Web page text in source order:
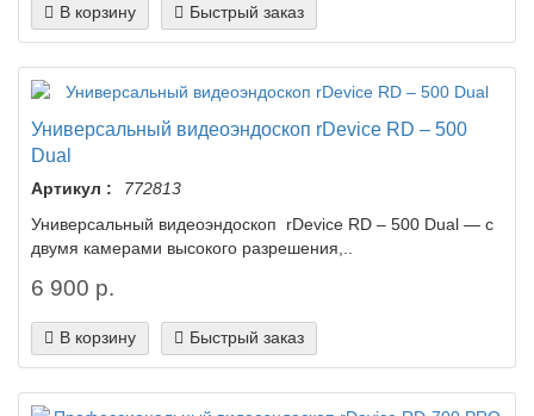
В корзину Быстрый заказ
Универсальный видеоэндоскоп rDevice RD – 500
Dual
Артикул :
772813
Универсальный видеоэндоскоп rDevice RD – 500 Dual — с
двумя камерами высокого разрешения,..
6 900 р.
В корзину Быстрый заказ